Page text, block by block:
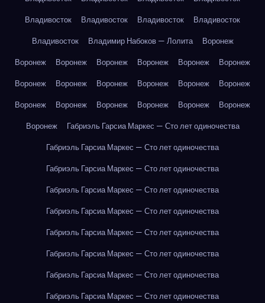
Владивосток
Владивосток Владивосток
Владивосток
Владивосток
Владимир Набоков — Лолита
Воронеж
Воронеж
Воронеж Воронеж Воронеж Воронеж
Воронеж
Воронеж
Воронеж Воронеж Воронеж Воронеж
Воронеж
Воронеж
Воронеж Воронеж Воронеж Воронеж
Воронеж
Воронеж
Габриэль Гарсиа Маркес — Сто лет одиночества
Габриэль Гарсиа Маркес — Сто лет одиночества
Габриэль Гарсиа Маркес — Сто лет одиночества
Габриэль Гарсиа Маркес — Сто лет одиночества
Габриэль Гарсиа Маркес — Сто лет одиночества
Габриэль Гарсиа Маркес — Сто лет одиночества
Габриэль Гарсиа Маркес — Сто лет одиночества
Габриэль Гарсиа Маркес — Сто лет одиночества
Габриэль Гарсиа Маркес — Сто лет одиночества